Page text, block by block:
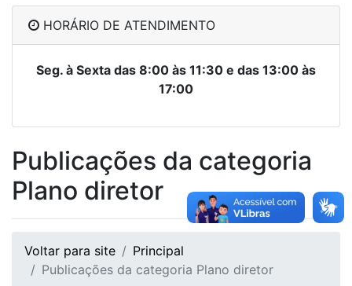
HORÁRIO DE ATENDIMENTO
Seg. à Sexta das 8:00 às 11:30 e das 13:00 às
17:00
Publicações da categoria
Plano diretor
Voltar para site
Principal
Publicações da categoria Plano diretor